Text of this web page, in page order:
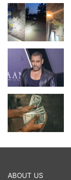
ABOUT US